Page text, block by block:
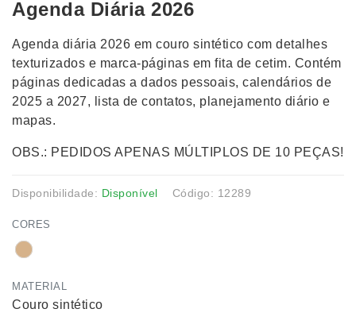
Agenda Diária 2026
Agenda diária 2026 em couro sintético com detalhes
texturizados e marca-páginas em fita de cetim. Contém
páginas dedicadas a dados pessoais, calendários de
2025 a 2027, lista de contatos, planejamento diário e
mapas.
OBS.: PEDIDOS APENAS MÚLTIPLOS DE 10 PEÇAS!
Disponibilidade: Disponível Código: 12289
CORES
MATERIAL
Couro sintético